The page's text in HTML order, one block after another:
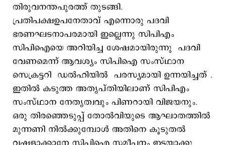
തിരുവനന്തപുരത്ത് തുടങ്ങി.
പ്രതിപക്ഷഉപനേതാവ് എന്നൊരു പദവി
ഭരണഘടനാപരമായി ഇല്ലെന്നു സിപിഎം
സിപിഐയെ അറിയിച്ച ശേഷമായിരുന്നു പദവി
വേണമെന്ന് ആവശ്യം സിപിഐ സംസ്ഥാന
സെക്രട്ടറി ഡല്‍ഹിയില്‍ പരസ്യമായി ഉന്നയിച്ചത് .
ഇതില്‍ കടുത്ത അതൃപ്തിയിലാണ് സിപിഎം
സംസ്ഥാന നേതൃത്വവും പിണറായി വിജയനും.
ഒരു തിരഞ്ഞെടുപ്പ് തോല്‍വിയുടെ ആഘാതത്തില്‍
മുന്നണി നില്‍ക്കുമ്പോള്‍ അതിനെ കൂടുതല്‍